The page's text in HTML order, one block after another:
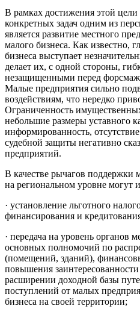
В рамках достижения этой
конкретных задач одним из
является развитие местного
малого бизнеса. Как известно,
бизнеса выступает
делает их, с одной стороны,
незащищенными перед
Малые предприятия сильно
воздействиям, что нередко
Ограниченность
небольшие размеры уставного
информированность,
судебной защиты негативно
предприятий.
В качестве рычагов поддержки
на региональном уровне могут
· установление льготного
финансирования и
· передача на уровень органов
основных полномочий по
(помещений, зданий),
повышения
расширении доходной базы
поступлений от малых
бизнеса на своей тер­ритории;